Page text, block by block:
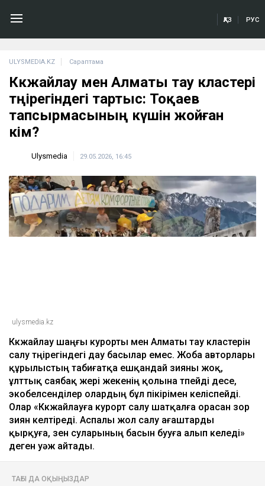
ҚАЗ РУС
ULYSMEDIA.KZ Сараптама
Көкжайлау мен Алматы тау кластері
төңірегіндегі тартыс: Тоқаев
тапсырмасының күшін жойған
кім?
Ulysmedia 29.05.2026, 16:45
ulysmedia.kz
Көкжайлау шаңғы курорты мен Алматы тау кластерін
салу төңірегіндегі дау басылар емес. Жоба авторлары
құрылыстың табиғатқа ешқандай зияны жоқ,
ұлттық саябақ жері жекенің қолына өтпейді десе,
экобелсенділер олардың бұл пікірімен келіспейді.
Олар «Көкжайлауға курорт салу шатқалға орасан зор
зиян келтіреді. Аспалы жол салу ағаштарды
қырқуға, өзен суларының басын бууға алып келеді»
деген уәж айтады.
ТАҒЫ ДА ОҚЫҢЫЗДАР